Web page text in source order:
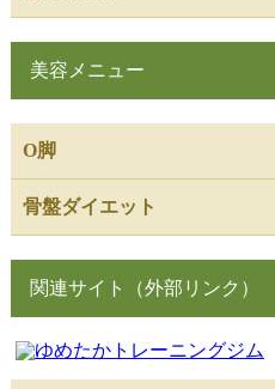
美容メニュー
O脚
骨盤ダイエット
関連サイト（外部リンク）